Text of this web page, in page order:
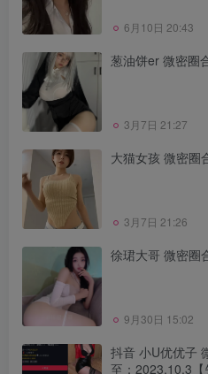
6月10日 20:43
葱油饼er 微密圈
3月7日 21:27
大猫女孩 微密圈
3月7日 21:26
徐珺大哥 微密圈
9月30日 15:02
抖音 小U优优子
至：2023.10.3【